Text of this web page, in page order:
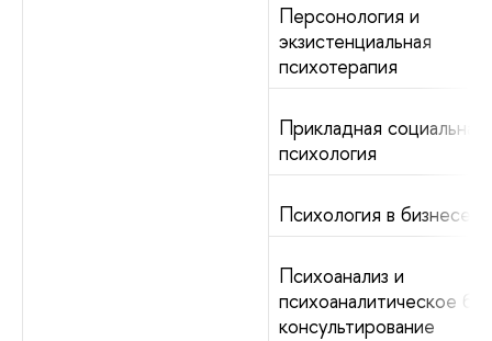
Персонология и
экзистенциальная
психотерапия
Прикладная социальная
психология
Психология в бизнесе
Психоанализ и
психоаналитическое
консультирование